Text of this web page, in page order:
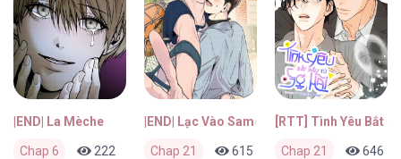
|END| La Mèche
Chap 6 222 2 tháng trước
|END| Lạc Vào Samcheonpo
Chap 21 615 0 2 tháng trước
[RTT] Tình Yêu Bắt
Chap 21 646